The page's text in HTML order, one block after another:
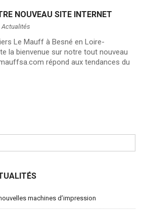
NOUVEAU SITE INTERNET
Actualités
Le Mauff à Besné en Loire-
la bienvenue sur notre tout nouveau
répond aux tendances du
machines d’impression